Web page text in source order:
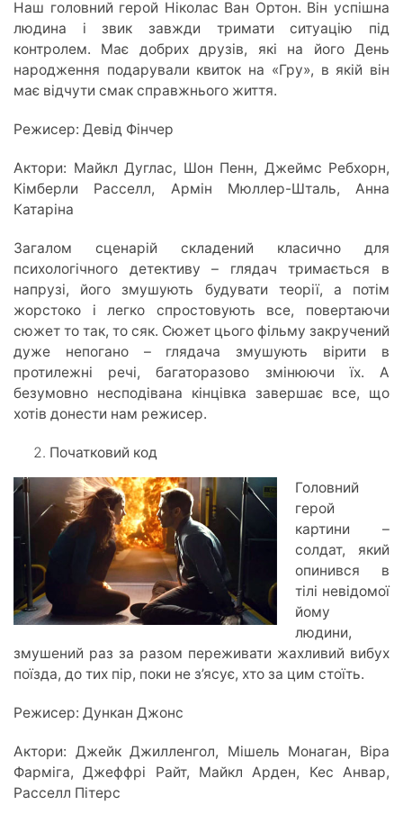
Наш головний герой Ніколас Ван Ортон. Він успішна
людина і звик завжди тримати ситуацію під
контролем. Має добрих друзів, які на його День
народження подарували квиток на «Гру», в якій він
має відчути смак справжнього життя.
Режисер: Девід Фінчер
Актори: Майкл Дуглас, Шон Пенн, Джеймс Ребхорн,
Кiмберли Расселл, Армiн Мюллер-Шталь, Анна
Катарiна
Загалом сценарій складений класично для
психологічного детективу – глядач тримається в
напрузі, його змушують будувати теорії, а потім
жорстоко і легко спростовують все, повертаючи
сюжет то так, то сяк. Сюжет цього фільму закручений
дуже непогано – глядача змушують вірити в
протилежні речі, багаторазово змінюючи їх. А
безумовно несподівана кінцівка завершає все, що
хотів донести нам режисер.
Початковий код
Головний
герой
картини –
солдат, який
опинився в
тілі невідомої
йому
людини,
змушений раз за разом переживати жахливий вибух
поїзда, до тих пір, поки не з’ясує, хто за цим стоїть.
Режисер: Дункан Джонс
Актори: Джейк Джилленгол, Мішель Монаган, Віра
Фарміга, Джеффрі Райт, Майкл Арден, Кес Анвар,
Расселл Пітерс